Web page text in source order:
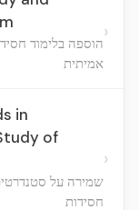
הוספה בלימוד
אמיתית
›
in
of
שמירה על
חסידות
›